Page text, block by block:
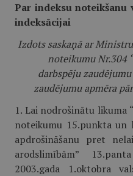
Par indeksu
indeksācijai
Izdots saskaņā ar
noteikumu Nr.304
darbspēju
zaudējumu apmēra
1. Lai nodrošinātu likuma
noteikumu 15.punkta un
apdrošināšanu pret
arodslimībām”
2003.gada 1.oktobra